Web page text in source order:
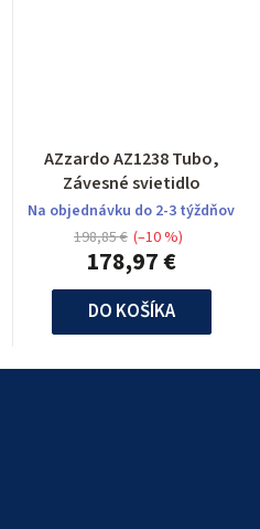
AZzardo AZ1238 Tubo,
Závesné svietidlo
Na objednávku do 2-3 týždňov
178,97 €
198,85 € (–10 %)
DO KOŠÍKA